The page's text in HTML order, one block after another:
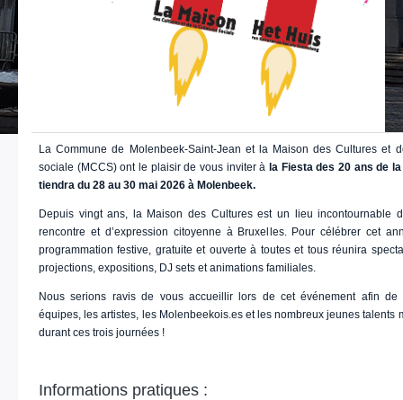
La Commune de Molenbeek-Saint-Jean et la Maison des Cultures et
sociale (MCCS) ont le plaisir de vous inviter à la Fiesta des 20 ans de
tiendra du 28 au 30 mai 2026 à Molenbeek.
Depuis vingt ans, la Maison des Cultures est un lieu incontournable
rencontre et d’expression citoyenne à Bruxelles. Pour célébrer cet
programmation festive, gratuite et ouverte à toutes et tous réunira
projections, expositions, DJ sets et animations familiales.
Nous serions ravis de vous accueillir lors de cet événement afin de
équipes, les artistes, les Molenbeekois.es et les nombreux jeunes talents
durant ces trois journées !
Informations pratiques :